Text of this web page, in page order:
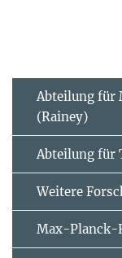
Abteilung für
(Rainey)
Abteilung für
Weitere
Max-Planck-